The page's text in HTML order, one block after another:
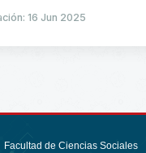
16 Jun 2025
Facultad de Ciencias Sociales